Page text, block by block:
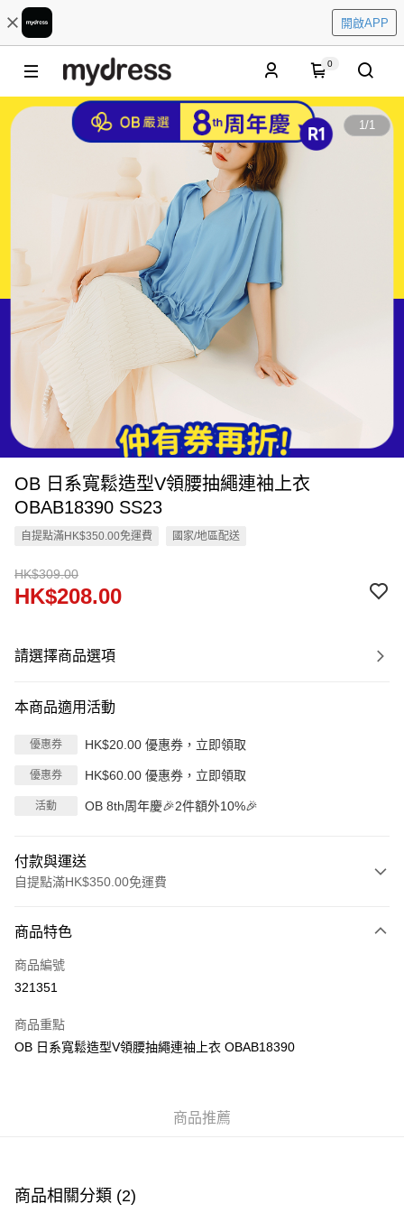
開啟APP
0
1/1
OB 日系寬鬆造型V領腰抽繩連袖上衣
OBAB18390 SS23
自提點滿HK$350.00免運費 國家/地區配送
HK$309.00
HK$208.00
請選擇商品選項
本商品適用活動
優惠券 HK$20.00 優惠券，立即領取
優惠券 HK$60.00 優惠券，立即領取
活動 OB 8th周年慶🎉2件額外10%🎉
付款與運送
自提點滿HK$350.00免運費
信用卡
Apple Pay
PayMe
付款後順豐站及營業點
商品特色
商品編號
321351
商品重點
OB 日系寬鬆造型V領腰抽繩連袖上衣 OBAB18390
商品推薦
商品相關分類 (2)